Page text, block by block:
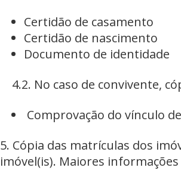
Certidão de casamento
Certidão de nascimento
Documento de identidade
4.2. No caso de convivente,
Comprovação do vínculo
5. Cópia das matrículas dos
imóvel(is). Maiores